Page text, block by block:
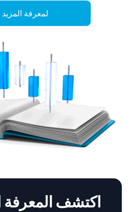
لمعرفة المزيد
اكتشف